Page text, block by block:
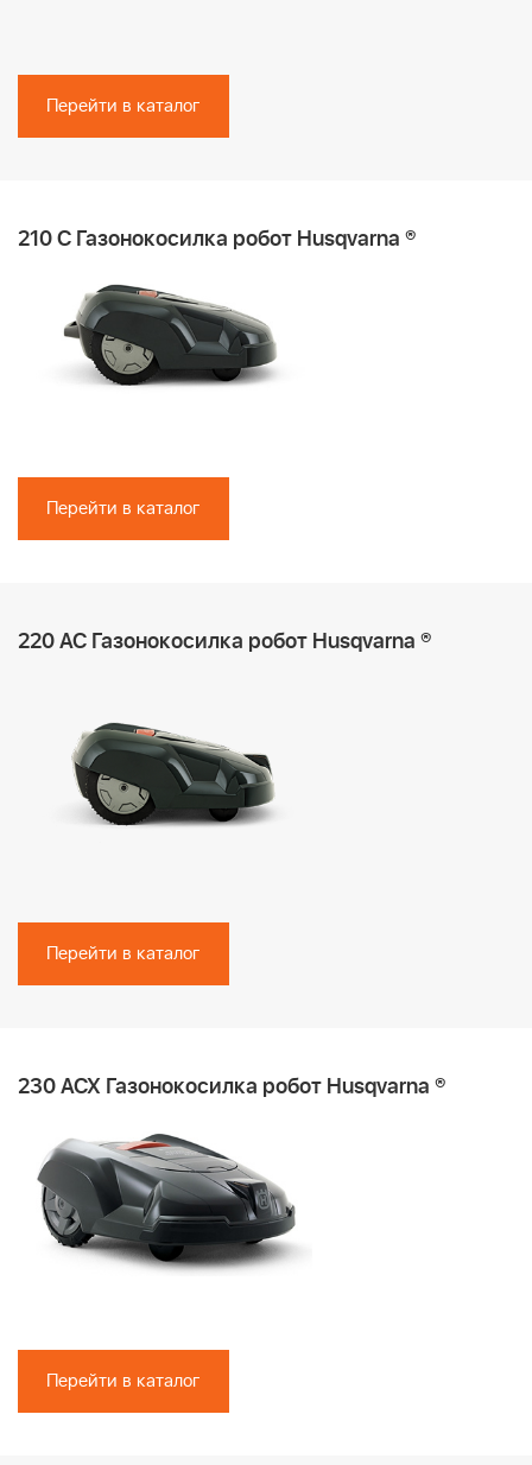
Перейти в каталог
210 C Газонокосилка робот Husqvarna ®
Перейти в каталог
220 AC Газонокосилка робот Husqvarna ®
Перейти в каталог
230 ACX Газонокосилка робот Husqvarna ®
Перейти в каталог